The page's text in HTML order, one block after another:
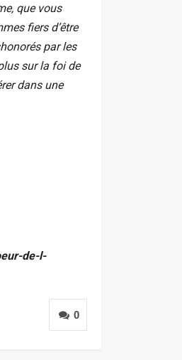
que vous
fiers d’être
par les
sur la foi de
dans une
de-l-
0